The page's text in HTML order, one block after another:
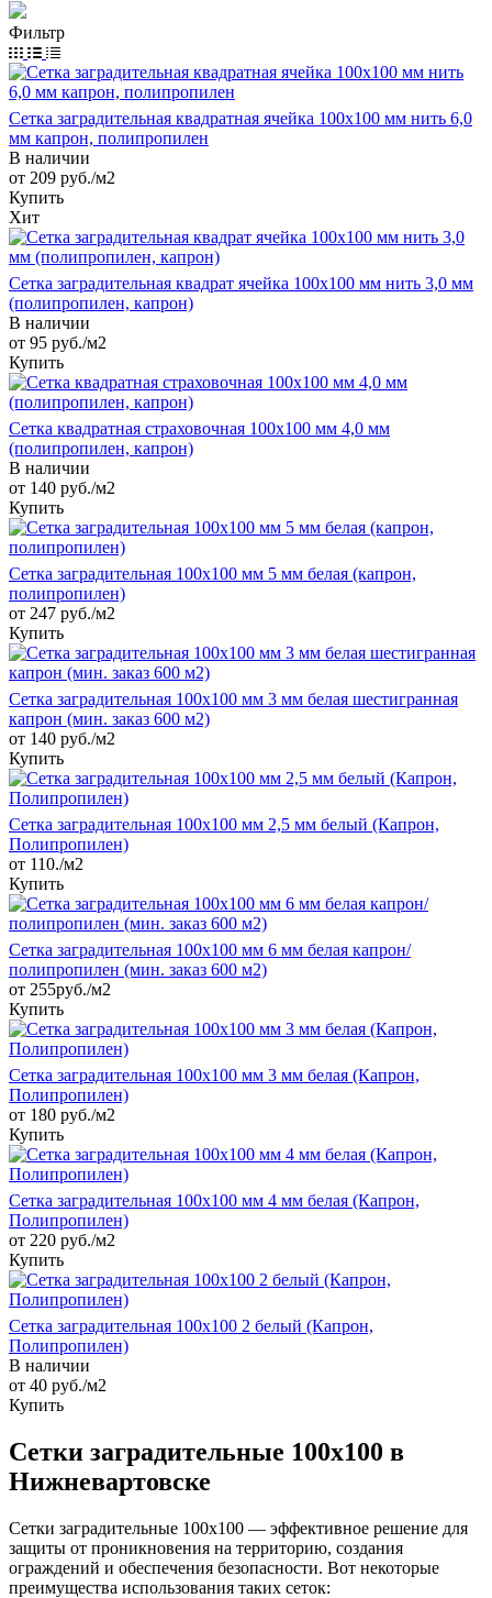
Фильтр
Сетка заградительная квадратная ячейка 100х100 мм нить 6,0
мм капрон, полипропилен
В наличии
от 209 руб./м2
Купить
Хит
Сетка заградительная квадрат ячейка 100х100 мм нить 3,0 мм
(полипропилен, капрон)
В наличии
от 95 руб./м2
Купить
Сетка квадратная страховочная 100х100 мм 4,0 мм
(полипропилен, капрон)
В наличии
от 140 руб./м2
Купить
Сетка заградительная 100х100 мм 5 мм белая (капрон,
полипропилен)
от 247 руб./м2
Купить
Сетка заградительная 100х100 мм 3 мм белая шестигранная
капрон (мин. заказ 600 м2)
от 140 руб./м2
Купить
Сетка заградительная 100х100 мм 2,5 мм белый (Капрон,
Полипропилен)
от 110./м2
Купить
Сетка заградительная 100х100 мм 6 мм белая капрон/
полипропилен (мин. заказ 600 м2)
от 255руб./м2
Купить
Сетка заградительная 100х100 мм 3 мм белая (Капрон,
Полипропилен)
от 180 руб./м2
Купить
Сетка заградительная 100х100 мм 4 мм белая (Капрон,
Полипропилен)
от 220 руб./м2
Купить
Сетка заградительная 100х100 2 белый (Капрон,
Полипропилен)
В наличии
от 40 руб./м2
Купить
Сетки заградительные 100х100 в
Нижневартовске
Сетки заградительные 100х100 — эффективное решение для
защиты от проникновения на территорию, создания
ограждений и обеспечения безопасности. Вот некоторые
преимущества использования таких сеток: